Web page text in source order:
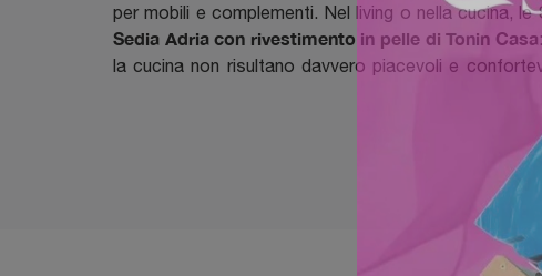
per mobili e complementi. Nel living o nella cucina,
Sedia Adria con rivestimento in pelle di Tonin Casa
la cucina non risultano davvero piacevoli e